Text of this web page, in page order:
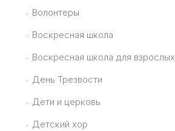
Волонтеры
Воскресная школа
Воскресная школа для взрослых
День Трезвости
Дети и церковь
Детский хор